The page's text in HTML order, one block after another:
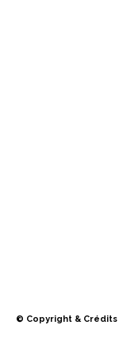
© Copyright &